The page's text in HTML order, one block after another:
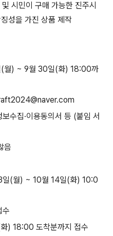
시민이 구매 가능한 진주시
성을 가진 상품 제작
(월) ~ 9월 30일(화) 18:00까
수집·이용동의서 등 (붙임 서
음
일(월) ~ 10월 14일(화) 10:0
수
화) 18:00 도착분까지 접수